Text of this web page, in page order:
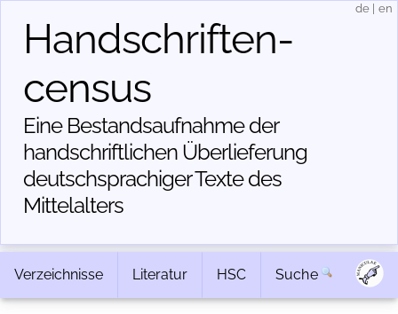
Handschriften­
census
Eine Bestandsaufnahme der
handschriftlichen Über­lieferung
deutschsprachiger Texte des
Mittelalters
de en
Verzeichnisse Literatur HSC Suche